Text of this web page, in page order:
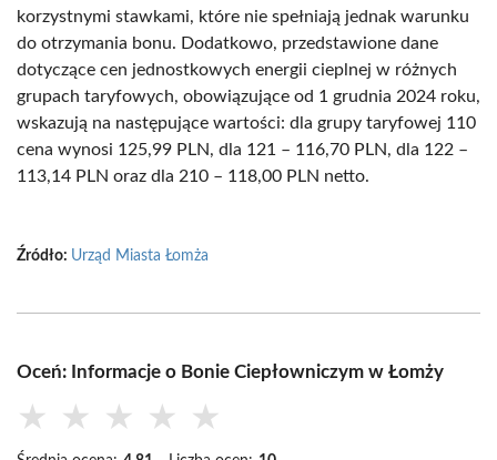
korzystnymi stawkami, które nie spełniają jednak warunku
do otrzymania bonu. Dodatkowo, przedstawione dane
dotyczące cen jednostkowych energii cieplnej w różnych
grupach taryfowych, obowiązujące od 1 grudnia 2024 roku,
wskazują na następujące wartości: dla grupy taryfowej 110
cena wynosi 125,99 PLN, dla 121 – 116,70 PLN, dla 122 –
113,14 PLN oraz dla 210 – 118,00 PLN netto.
Źródło: Urząd Miasta Łomża
Oceń: Informacje o Bonie Ciepłowniczym w Łomży
★ ★ ★ ★ ★